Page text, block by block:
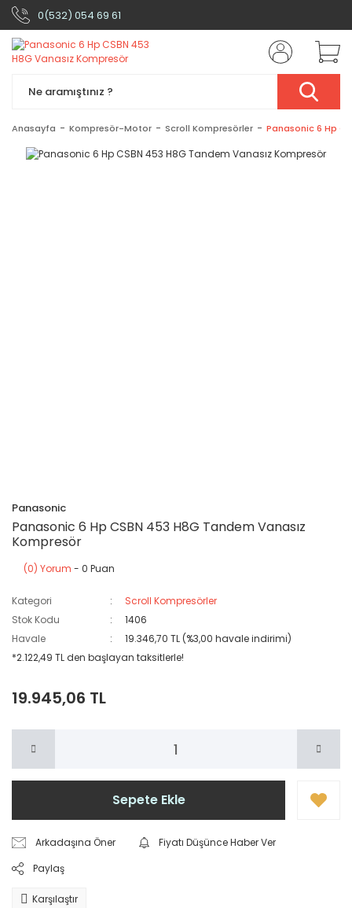
0(532) 054 69 61
Anasayfa Kompresör-Motor Scroll Kompresörler Panasonic 6 Hp
Panasonic
Panasonic 6 Hp CSBN 453 H8G Tandem Vanasız
Kompresör
(0) Yorum - 0 Puan
Kategori
Scroll Kompresörler
Stok Kodu
1406
Havale
19.346,70 TL (%3,00 havale indirimi)
*2.122,49 TL den başlayan taksitlerle!
19.945,06 TL
Sepete Ekle
Arkadaşına Öner
Fiyatı Düşünce Haber Ver
Paylaş
Karşılaştır